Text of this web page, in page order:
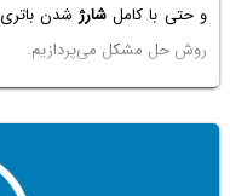
و حتی با کامل شارژشدن
روش حل مشکل می‌پردازیم.